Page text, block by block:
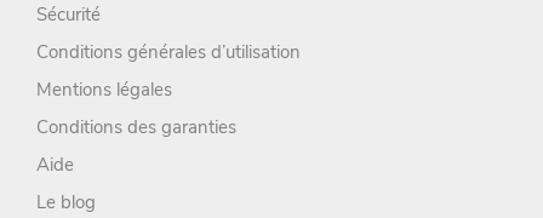
Sécurité
Conditions générales d’utilisation
Mentions légales
Conditions des garanties
Aide
Le blog